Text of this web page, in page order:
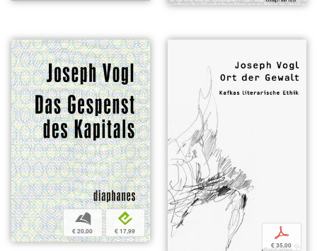
b
€ 20,00
e
€ 17,99 p
€ 35,00